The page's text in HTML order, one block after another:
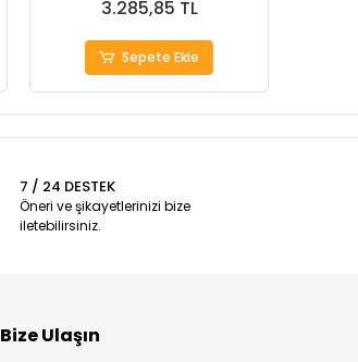
3.285,85 TL
Sepete Ekle
7 / 24 DESTEK
Öneri ve şikayetlerinizi bize
iletebilirsiniz.
Bize Ulaşın